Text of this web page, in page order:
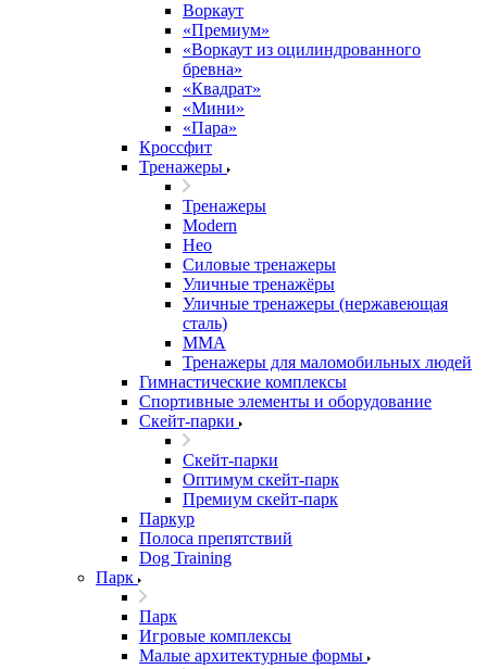
Воркаут
«Премиум»
«Воркаут из оцилиндрованного
бревна»
«Квадрат»
«Мини»
«Пара»
Кроссфит
Тренажеры
Тренажеры
Modern
Нео
Силовые тренажеры
Уличные тренажёры
Уличные тренажеры (нержавеющая
сталь)
ММА
Тренажеры для маломобильных людей
Гимнастические комплексы
Спортивные элементы и оборудование
Скейт-парки
Скейт-парки
Оптимум скейт-парк
Премиум скейт-парк
Паркур
Полоса препятствий
Dog Training
Парк
Парк
Игровые комплексы
Малые архитектурные формы